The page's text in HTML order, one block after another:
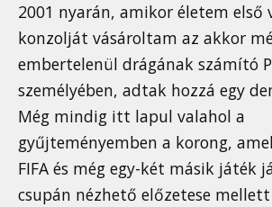
2001 nyarán, amikor életem első
konzolját vásároltam az akkor
embertelenül drágának számító
személyében, adtak hozzá egy
Még mindig itt lapul valahol a
gyűjteményemben a korong,
FIFA és még egy-két másik játék
csupán nézhető előzetese